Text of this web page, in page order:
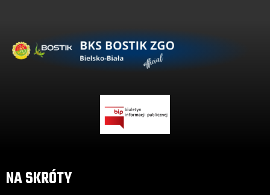
NA SKRÓTY